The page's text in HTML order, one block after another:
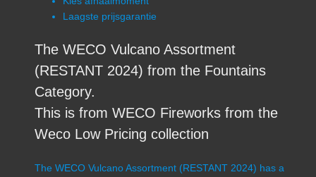
Laagste prijsgarantie
The WECO Vulcano Assortment
(RESTANT 2024) from the Fountains
Category.
This is from WECO Fireworks from the
Weco Low Pricing collection
The WECO Vulcano Assortment (RESTANT 2024) has a